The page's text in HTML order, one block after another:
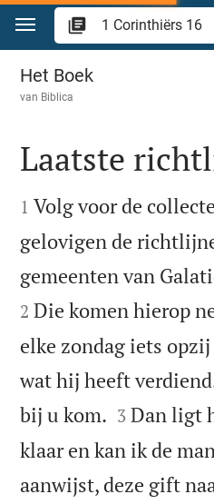
Spring naar inhoud
1 Corinthiërs 16
Het Boek
van Biblica

Laatste

1 Volg voor de
gelovigen de
gemeenten van
2 Die komen hierop
elke zondag iets
wat hij heeft
bij u kom. 

3 Dan ligt
klaar en kan ik de
aanwijst, deze gift